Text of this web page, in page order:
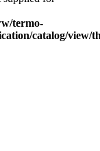
termo-
catalog/view/